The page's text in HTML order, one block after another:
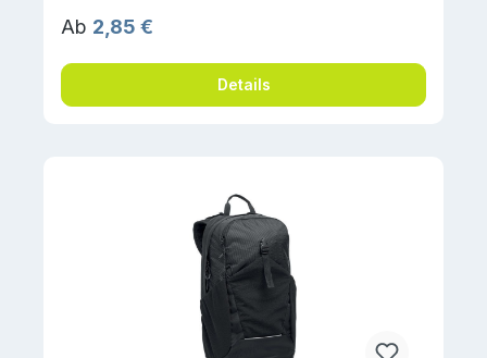
Regulärer Preis:
Ab 2,85 €
Details